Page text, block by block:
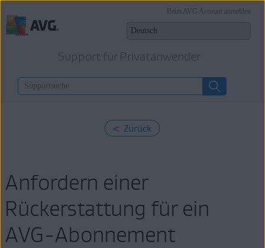
Support für Privatanwender
Beim AVG Account anmelden
< Zurück
Anfordern einer
Rückerstattung für ein
AVG-Abonnement